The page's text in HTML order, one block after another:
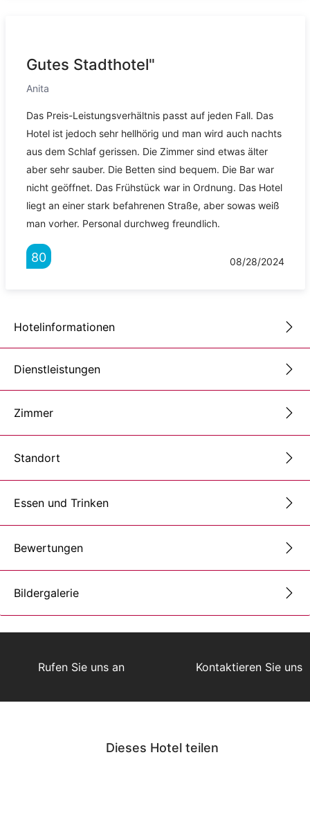
Gutes Stadthotel"
Anita
Das Preis-Leistungsverhältnis passt auf jeden Fall. Das
Hotel ist jedoch sehr hellhörig und man wird auch nachts
aus dem Schlaf gerissen. Die Zimmer sind etwas älter
aber sehr sauber. Die Betten sind bequem. Die Bar war
nicht geöffnet. Das Frühstück war in Ordnung. Das Hotel
liegt an einer stark befahrenen Straße, aber sowas weiß
man vorher. Personal durchweg freundlich.
80 08/28/2024
Hotelinformationen
Dienstleistungen
Zimmer
Standort
Essen und Trinken
Bewertungen
Bildergalerie
Rufen Sie uns an Kontaktieren Sie uns
Dieses Hotel teilen